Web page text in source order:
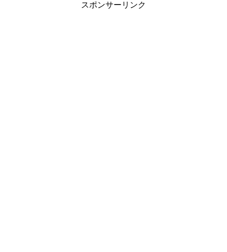
スポンサーリンク